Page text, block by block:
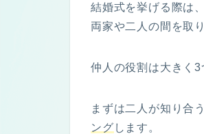
結婚式を挙げる際は
両家や二人の間を取
仲人の役割は大きく3
まずは二人が知り合
ング します。